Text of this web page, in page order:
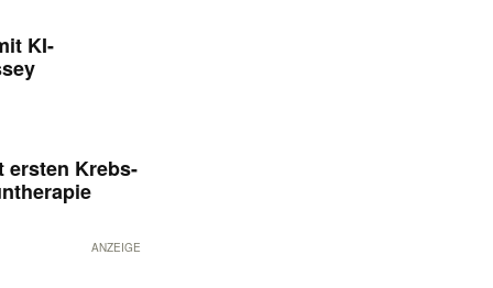
KI-
ersten Krebs-
ANZEIGE